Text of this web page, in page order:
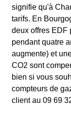
signifie qu'à
tarifs. En
deux offres EDF
pendant quatre
augmente) et
CO2 sont
bien si vous
compteurs de
client au 09 69